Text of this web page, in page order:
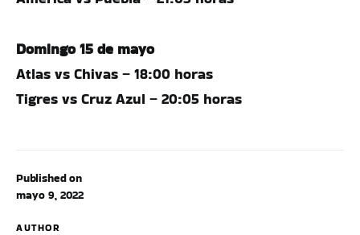
Published on
mayo 9, 2022
AUTHOR
Domingo 15 de mayo
Atlas vs Chivas – 18:00 horas
Tigres vs Cruz Azul – 20:05 horas